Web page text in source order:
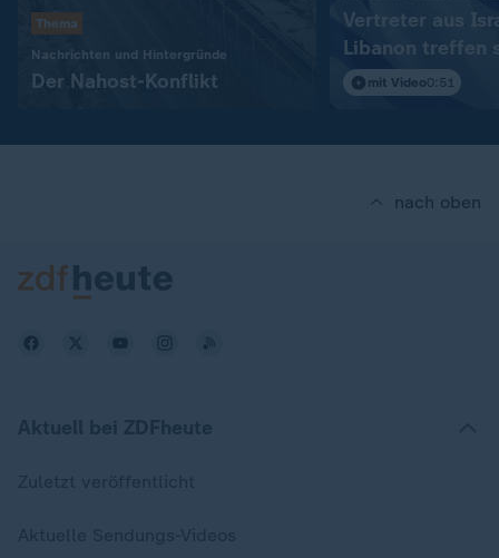
Thema
Nachrichten und Hintergründe
Der Nahost-Konflikt
Vertreter aus
Libanon treffen
in Rom
mit Video0:51
nach oben